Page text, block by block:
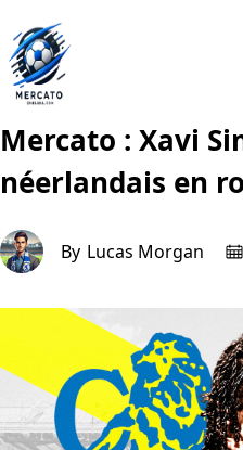
Mercato : Xavi
néerlandais en
By Lucas Morgan